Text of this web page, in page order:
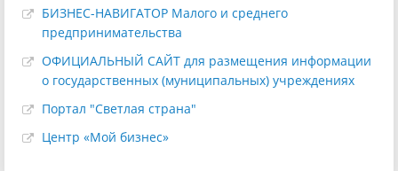
БИЗНЕС-НАВИГАТОР Малого и среднего
предпринимательства
ОФИЦИАЛЬНЫЙ САЙТ для размещения информации
о государственных (муниципальных) учреждениях
Портал "Светлая страна"
Центр «Мой бизнес»